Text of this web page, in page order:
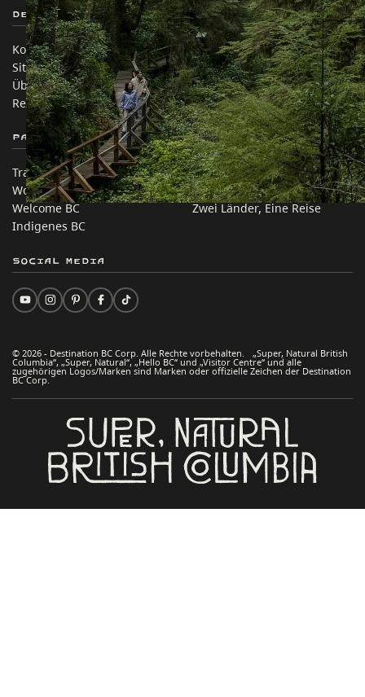
Destination BC
Kontakt
Sitemap
Über uns
Rechtliches & Richtlinien
Unsere Websites
Reisebranche
Medien
Unternehmen
简体中文 – China
Partnerseiten
Trade & Invest BC
Work BC
Welcome BC
Indigenes BC
Auf dieser Website
Reisevorschläge
Praktische Tipps
Zwei Länder, Eine Reise
© 2026 - Destination BC Corp. Alle Rechte vorbehalten. „Super, Natural British
Columbia“, „Super, Natural“, „Hello BC“ und „Visitor Centre“ und alle
zugehörigen Logos/Marken sind Marken oder offizielle Zeichen der Destination
BC Corp.
Social Media